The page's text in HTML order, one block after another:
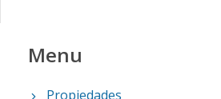
Menu
Propiedades